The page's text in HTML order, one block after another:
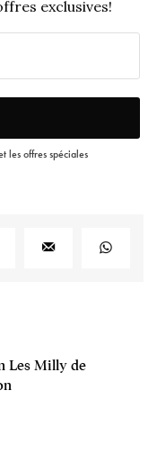
exclusives!
les offres spéciales
Les Milly de